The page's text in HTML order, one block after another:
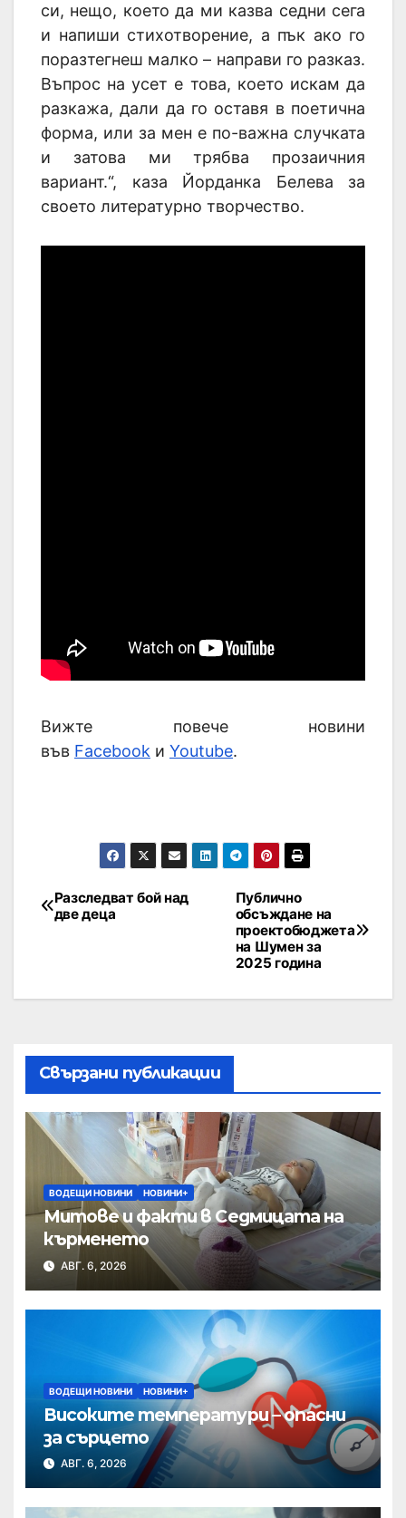
си, нещо, което да ми казва седни сега
и напиши стихотворение, а пък ако го
поразтегнеш малко – направи го разказ.
Въпрос на усет е това, което искам да
разкажа, дали да го оставя в поетична
форма, или за мен е по-важна случката
и затова ми трябва прозаичния
вариант.“, каза Йорданка Белева за
своето литературно творчество.
Вижте повече новини
във Facebook и Youtube.
Публично
обсъждане на
проектобюджета
на Шумен за
2025 година
Разследват бой над
две деца
Свързани публикации
ВОДЕЩИ НОВИНИ НОВИНИ+
Митове и факти в Седмицата на
кърменето
АВГ. 6, 2026
ВОДЕЩИ НОВИНИ НОВИНИ+
Високите температури – опасни
за сърцето
АВГ. 6, 2026